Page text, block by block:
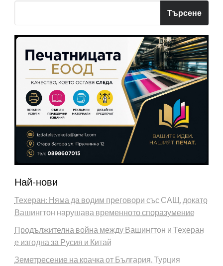
Търсене
Най-нови
Техеран: Няма да водим преговори със САЩ, докато
Вашингтон нарушава временното споразумение
Продължителна война между Вашингтон и Техеран
е изгодна за Русия и Китай
Земетресение на крачка от България. Турция